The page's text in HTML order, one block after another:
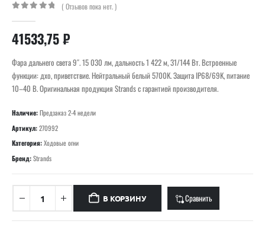
( Отзывов пока нет. )
41533,75₽
Фара дальнего света 9″. 15 030 лм, дальность 1 422 м, 31/144 Вт. Встроенные
функции: дхо, приветствие. Нейтральный белый 5700K. Защита IP68/69K, питание
10–40 В. Оригинальная продукция Strands с гарантией производителя.
Наличие:Предзаказ 2-4 недели
Артикул:270992
Категория:Ходовые огни
Бренд:Strands
В КОРЗИНУ Сравнить